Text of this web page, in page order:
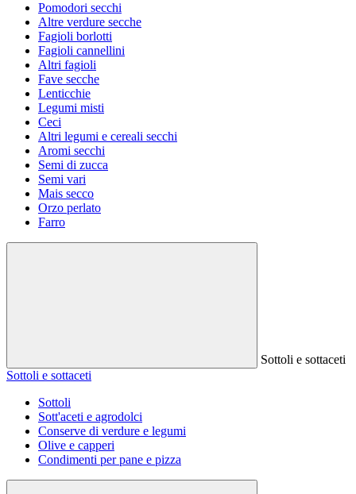
Pomodori secchi
Altre verdure secche
Fagioli borlotti
Fagioli cannellini
Altri fagioli
Fave secche
Lenticchie
Legumi misti
Ceci
Altri legumi e cereali secchi
Aromi secchi
Semi di zucca
Semi vari
Mais secco
Orzo perlato
Farro
Sottoli e sottaceti
Sottoli e sottaceti
Sottoli
Sott'aceti e agrodolci
Conserve di verdure e legumi
Olive e capperi
Condimenti per pane e pizza